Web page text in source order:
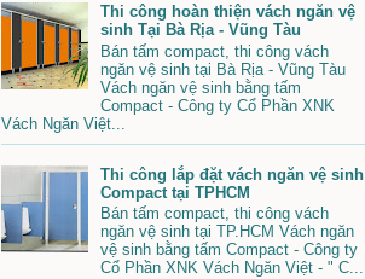
Thi công hoàn thiện vách ngăn vệ
sinh Tại Bà Rịa - Vũng Tàu
Bán tấm compact, thi công vách
ngăn vệ sinh tại Bà Rịa - Vũng Tàu
Vách ngăn vệ sinh bằng tấm
Compact - Công ty Cổ Phần XNK
Vách Ngăn Việt...
Thi công lắp đặt vách ngăn vệ sinh
Compact tại TPHCM
Bán tấm compact, thi công vách
ngăn vệ sinh tại TP.HCM Vách ngăn
vệ sinh bằng tấm Compact - Công ty
Cổ Phần XNK Vách Ngăn Việt - " C...